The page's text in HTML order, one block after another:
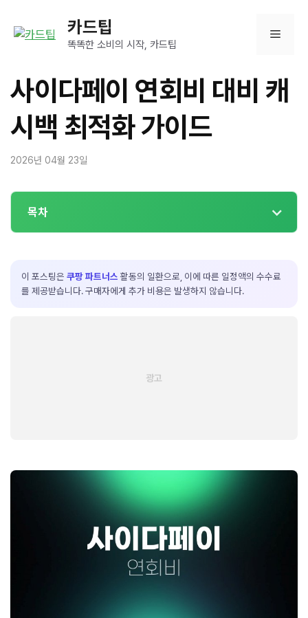
카드팁
똑똑한 소비의 시작, 카드팁
메
뉴
사이다페이 연회비 대비 캐
시백 최적화 가이드
2026년 04월 23일
목차
이 포스팅은 쿠팡 파트너스 활동의 일환으로, 이에 따른 일정액의 수수료
를 제공받습니다. 구매자에게 추가 비용은 발생하지 않습니다.